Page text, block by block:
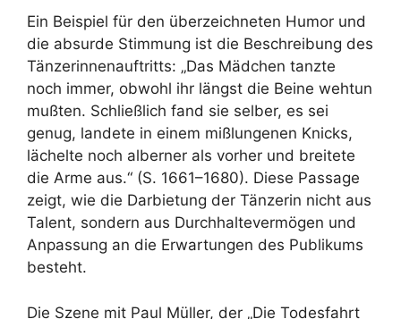
Ein Beispiel für den überzeichneten Humor und
die absurde Stimmung ist die Beschreibung des
Tänzerinnenauftritts: „Das Mädchen tanzte
noch immer, obwohl ihr längst die Beine wehtun
mußten. Schließlich fand sie selber, es sei
genug, landete in einem mißlungenen Knicks,
lächelte noch alberner als vorher und breitete
die Arme aus.“ (S. 1661–1680). Diese Passage
zeigt, wie die Darbietung der Tänzerin nicht aus
Talent, sondern aus Durchhaltevermögen und
Anpassung an die Erwartungen des Publikums
besteht.
Die Szene mit Paul Müller, der „Die Todesfahrt